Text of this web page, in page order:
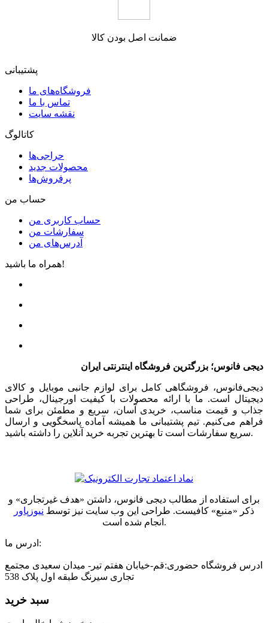
ضمانت اصل بودن کالا
پشتیبانی
فروشگاه‌های ما
تماس با ما
نقشه سایت
کاتالوگ
حراجی‌ها
محصولات جدید
پرفروش‌ها
حساب من
حساب کاربری من
سفارشات من
آدرس‌های من
همراه ما باشید!
دیجی فانوس؛ بزرگترین فروشگاه اینترنتی ایران
دیجی‌فانوس، فروشگاهی کامل برای لوازم جانبی موبایل و کالای
دیجیتال است. ما با ارائه محصولات با کیفیت اورجینال، طراحی
جذاب و قیمت مناسب، خریدی آسان، سریع و مطمئن برای شما
فراهم می‌کنیم. تیم پشتیبانی ما همیشه آماده پاسخگویی و ارسال
سریع سفارشات است تا بهترین تجربه خرید آنلاین را داشته باشید.
برای استفاده از مطالب دیجی فانوس، داشتن «هدف غیرتجاری» و
ذکر «منبع» کافیست. طراحی این وب سایت نیز توسط نیوزپاور
انجام شده است.
ادرس ما:
ادرس فروشگاه حضوری:قم-خیابان هفتم تیر- میدان سعیدی مجتمع
تجاری سیرنگ طبقه اول پلاک 538
سبد خرید